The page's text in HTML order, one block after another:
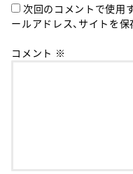
次回のコメントで使用
ールアドレス、サイトを保
コメント ※